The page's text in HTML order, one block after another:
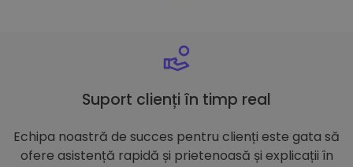
Suport clienți în timp real
Echipa noastră de succes pentru clienți este gata să
ofere asistență rapidă și prietenoasă și explicații în